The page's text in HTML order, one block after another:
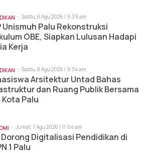
Sabtu, 8 Agu 2026 | 9:39 am
Unismuh Palu Rekonstruksi
OBE, Siapkan Lulusan Hadapi
Kerja
Sabtu, 8 Agu 2026 | 9:34 am
Arsitektur Untad Bahas
dan Ruang Publik Bersama
Kota Palu
Jumat, 7 Agu 2026 | 11:04 am
Dorong Digitalisasi Pendidikan di
1 Palu